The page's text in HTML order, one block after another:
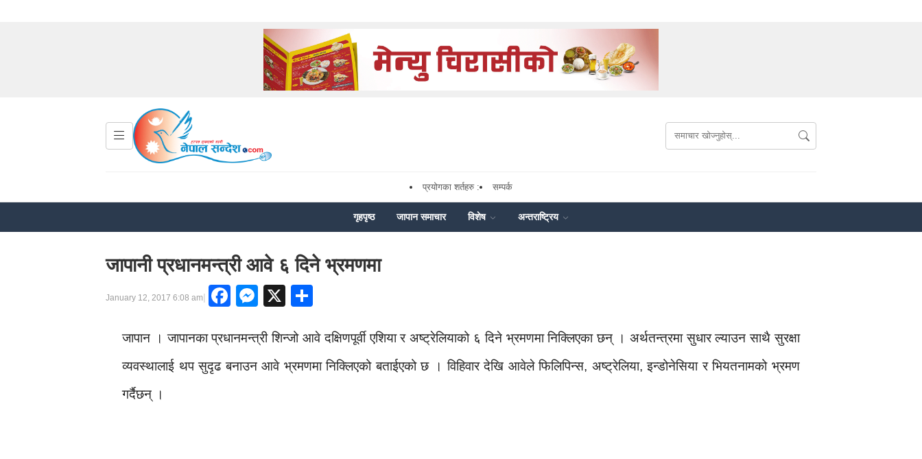
प्रयोगका शर्तहरु : सम्पर्क
गृहपृष्ठ जापान समाचार विशेष अन्तराष्ट्रिय
जापानी प्रधानमन्त्री आवे ६ दिने भ्रमणमा
January 12, 2017 6:08 am| Facebook
Messenger
X
जापान । जापानका प्रधानमन्त्री शिन्जो आवे दक्षिणपूर्वी एशिया र अष्ट्रेलियाको ६ दिने भ्रमणमा निक्लिएका छन् । अर्थतन्त्रमा सुधार ल्याउन साथै सुरक्षा
व्यवस्थालाई थप सुदृढ बनाउन आवे भ्रमणमा निक्लिएको बताईएको छ । विहिवार देखि आवेले फिलिपिन्स, अष्ट्रेलिया, इन्डोनेसिया र भियतनामको भ्रमण
गर्दैछन् ।